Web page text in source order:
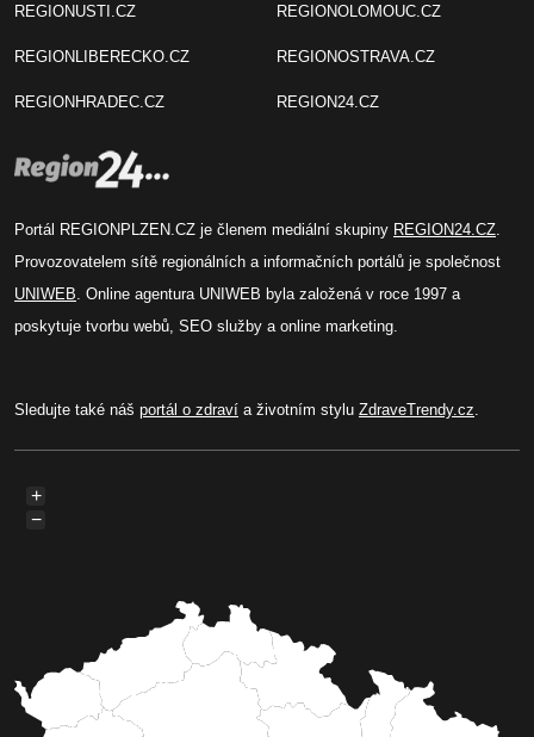
REGIONUSTI.CZ
REGIONLIBERECKO.CZ
REGIONHRADEC.CZ
REGIONOLOMOUC.CZ
REGIONOSTRAVA.CZ
REGION24.CZ
Portál REGIONPLZEN.CZ je členem mediální skupiny REGION24.CZ
Provozovatelem sítě regionálních a informačních portálů je společnost
UNIWEB . Online agentura UNIWEB byla založená v roce 1997 a
poskytuje tvorbu webů, SEO služby a online marketing.
Sledujte také náš portál o zdraví a životním stylu ZdraveTrendy.cz
+
−